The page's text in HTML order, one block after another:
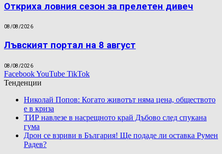
Откриха ловния сезон за прелетен дивеч
08/08/2026
Лъвският портал на 8 август
08/08/2026
FacebookYouTube TikTok
Тенденции
Николай Попов: Когато животът няма цена, обществото
е в криза
ТИР навлезе в насрещното край Дъбово след спукана
гума
Дрон се взриви в България! Ще подаде ли оставка Румен
Радев?